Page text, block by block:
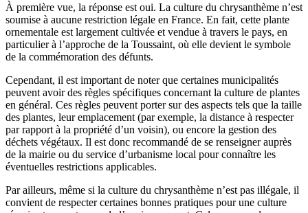
À première vue, la réponse est oui. La culture du chrysanthème n’est
soumise à aucune restriction légale en France. En fait, cette plante
ornementale est largement cultivée et vendue à travers le pays, en
particulier à l’approche de la Toussaint, où elle devient le symbole
de la commémoration des défunts.
Cependant, il est important de noter que certaines municipalités
peuvent avoir des règles spécifiques concernant la culture de plantes
en général. Ces règles peuvent porter sur des aspects tels que la taille
des plantes, leur emplacement (par exemple, la distance à respecter
par rapport à la propriété d’un voisin), ou encore la gestion des
déchets végétaux. Il est donc recommandé de se renseigner auprès
de la mairie ou du service d’urbanisme local pour connaître les
éventuelles restrictions applicables.
Par ailleurs, même si la culture du chrysanthème n’est pas illégale, il
convient de respecter certaines bonnes pratiques pour une culture